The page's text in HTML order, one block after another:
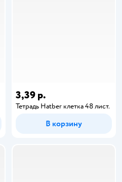
3,39 р.
Тетрадь Hatber клетка 48 лист.
В корзину